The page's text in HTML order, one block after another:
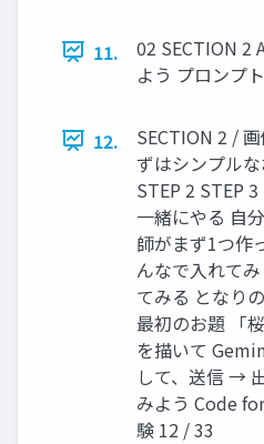
11.
02 SECTION 2
よう プロンプ
12.
SECTION 2 /
ずはシンプル
STEP 2 STEP
⼀緒にやる ⾃
師がまず1つ作
んなで⼊れて
てみる となり
最初のお題 「
を描いて
して、送信 →
みよう Code
験 12 / 33